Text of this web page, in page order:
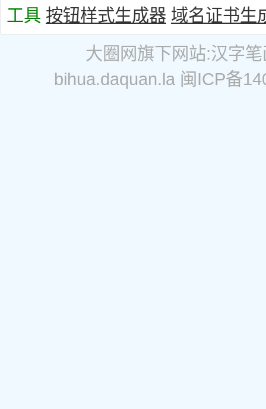
工具 按钮样式生成器 域名证书生
大圈网旗下网站:汉字
bihua.daquan.la 闽ICP备